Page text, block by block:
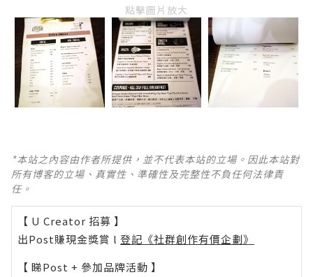
點擊圖片放大
*本站之內容由作者所提供，並不代表本站的立場。因此本站對
所有博客的立場、真實性、準確性及完整性不負任何法律責
任。
【 U Creator 招募 】
出Post賺現金獎賞 l 登記《社群創作有價企劃》
【 睇Post + 參加品牌活動 】